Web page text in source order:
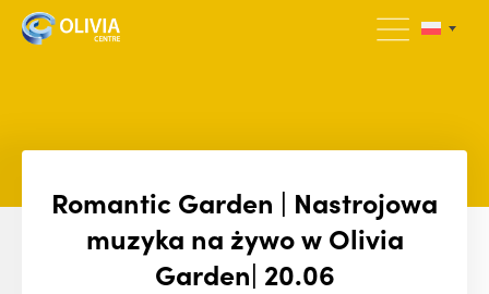
Romantic Garden | Nastrojowa
muzyka na żywo w Olivia
Garden| 20.06